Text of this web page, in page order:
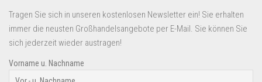
Tragen Sie sich in unseren kostenlosen Newsletter ein! Sie erhalten
immer die neusten Großhandelsangebote per E-Mail. Sie können Sie
sich jederzeit wieder austragen!
Vorname u. Nachname